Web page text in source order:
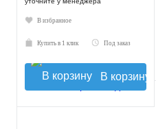
В избранное
Купить в 1 клик Под заказ
В корзину